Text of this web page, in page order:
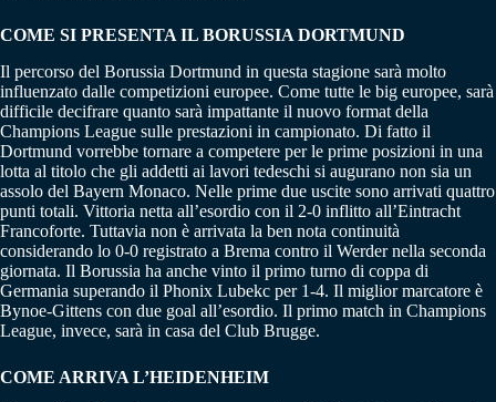
COME SI PRESENTA IL BORUSSIA DORTMUND
Il percorso del Borussia Dortmund in questa stagione sarà molto
influenzato dalle competizioni europee. Come tutte le big europee, sarà
difficile decifrare quanto sarà impattante il nuovo format della
Champions League sulle prestazioni in campionato. Di fatto il
Dortmund vorrebbe tornare a competere per le prime posizioni in una
lotta al titolo che gli addetti ai lavori tedeschi si augurano non sia un
assolo del Bayern Monaco. Nelle prime due uscite sono arrivati quattro
punti totali. Vittoria netta all’esordio con il 2-0 inflitto all’Eintracht
Francoforte. Tuttavia non è arrivata la ben nota continuità
considerando lo 0-0 registrato a Brema contro il Werder nella seconda
giornata. Il Borussia ha anche vinto il primo turno di coppa di
Germania superando il Phonix Lubekc per 1-4. Il miglior marcatore è
Bynoe-Gittens con due goal all’esordio. Il primo match in Champions
League, invece, sarà in casa del Club Brugge.
COME ARRIVA L’HEIDENHEIM